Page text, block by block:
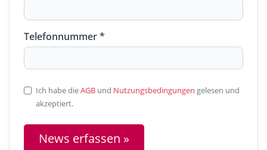
Telefonnummer *
Ich habe dieAGB und Nutzungsbedingungen gelesen und
akzeptiert.
News erfassen »